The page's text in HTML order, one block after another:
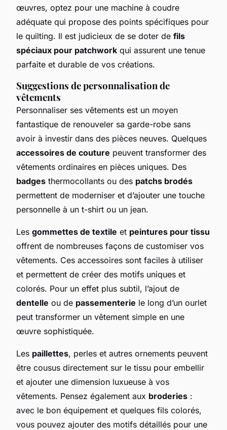
œuvres, optez pour une machine à coudre
adéquate qui propose des points spécifiques pour
le quilting. Il est judicieux de se doter de fils
spéciaux pour patchwork qui assurent une tenue
parfaite et durable de vos créations.
Suggestions de personnalisation de
vêtements
Personnaliser ses vêtements est un moyen
fantastique de renouveler sa garde-robe sans
avoir à investir dans des pièces neuves. Quelques
accessoires de couture peuvent transformer des
vêtements ordinaires en pièces uniques. Des
badges thermocollants ou des patchs brodés
permettent de moderniser et d’ajouter une touche
personnelle à un t-shirt ou un jean.
Les gommettes de textile et peintures pour tissu
offrent de nombreuses façons de customiser vos
vêtements. Ces accessoires sont faciles à utiliser
et permettent de créer des motifs uniques et
colorés. Pour un effet plus subtil, l’ajout de
dentelle ou de passementerie le long d’un ourlet
peut transformer un vêtement simple en une
œuvre sophistiquée.
Les paillettes, perles et autres ornements peuvent
être cousus directement sur le tissu pour embellir
et ajouter une dimension luxueuse à vos
vêtements. Pensez également aux broderies :
avec le bon équipement et quelques fils colorés,
vous pouvez ajouter des motifs détaillés pour une